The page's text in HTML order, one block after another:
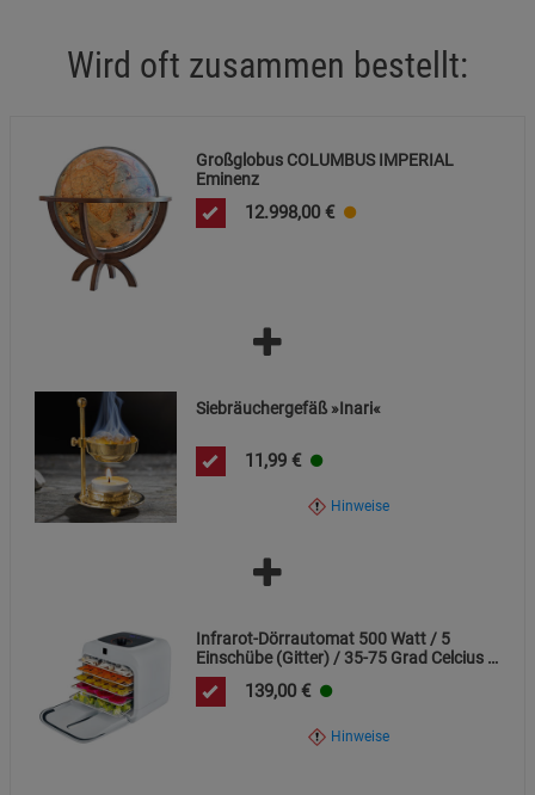
Wird oft zusammen bestellt:
Großglobus COLUMBUS IMPERIAL
Eminenz
12.998,00 €
Siebräuchergefäß »Inari«
11,99 €
Hinweise
Infrarot-Dörrautomat 500 Watt / 5
Einschübe (Gitter) / 35-75 Grad Celcius /
Premium Qualität / Zeitschaltuhr
139,00 €
Hinweise